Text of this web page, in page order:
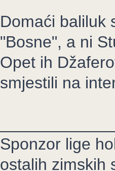
Domaći baliluk
"Bosne", a ni
Opet ih
smjestili na
Sponzor lige
ostalih zimskih